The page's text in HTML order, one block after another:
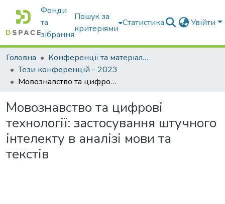
Фонди
та
зібрання
Пошук за
критеріями
Статистика Увійти
Головна
Конференції та матеріали конференцій
Тези конференцій - 2023
Мовознавство та цифрові технології: застосування штучного інтелекту в аналізі мови та текстів
Мовознавство та цифрові
технології: застосування штучного
інтелекту в аналізі мови та
текстів